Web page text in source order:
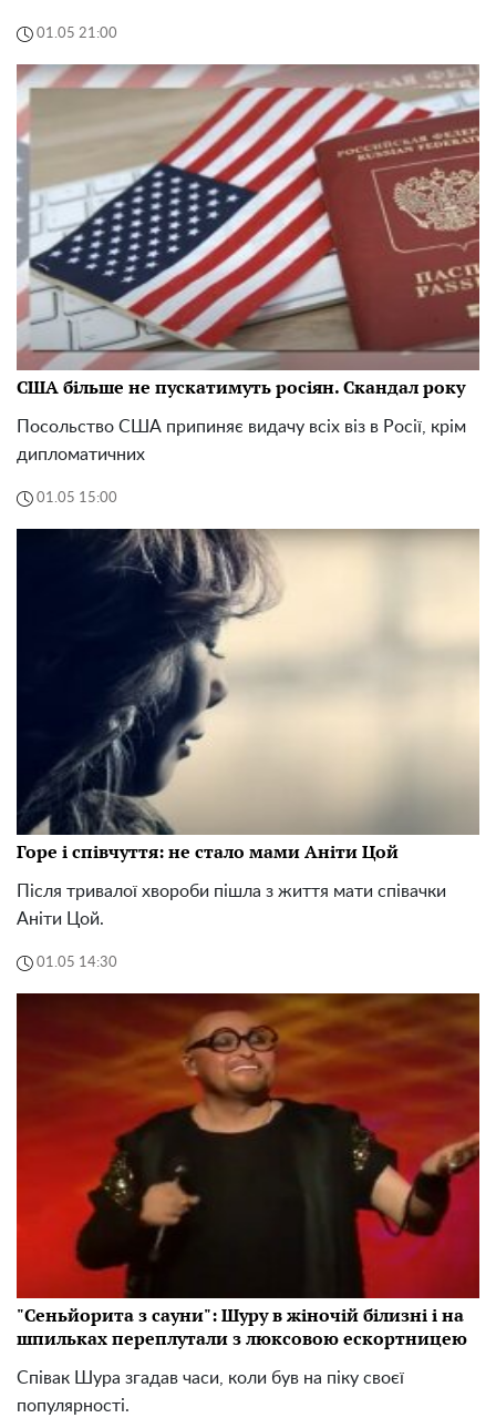
01.05 21:00
США більше не пускатимуть росіян. Скандал року
Посольство США припиняє видачу всіх віз в Росії, крім
дипломатичних
01.05 15:00
Горе і співчуття: не стало мами Аніти Цой
Після тривалої хвороби пішла з життя мати співачки
Аніти Цой.
01.05 14:30
"Сеньйорита з сауни": Шуру в жіночій білизні і на
шпильках переплутали з люксовою ескортницею
Співак Шура згадав часи, коли був на піку своєї
популярності.